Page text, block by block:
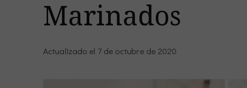
Marinados
Actualizado el 7 de octubre de 2020